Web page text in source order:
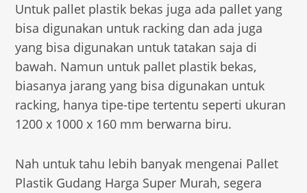
Untuk pallet plastik bekas juga ada pallet yang
bisa digunakan untuk racking dan ada juga
yang bisa digunakan untuk tatakan saja di
bawah. Namun untuk pallet plastik bekas,
biasanya jarang yang bisa digunakan untuk
racking, hanya tipe-tipe tertentu seperti ukuran
1200 x 1000 x 160 mm berwarna biru.
Nah untuk tahu lebih banyak mengenai Pallet
Plastik Gudang Harga Super Murah, segera